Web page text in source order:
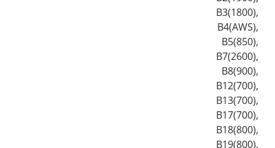
B3(1800),
B4(AWS),
B5(850),
B7(2600),
B8(900),
B12(700),
B13(700),
B17(700),
B18(800),
B19(800),